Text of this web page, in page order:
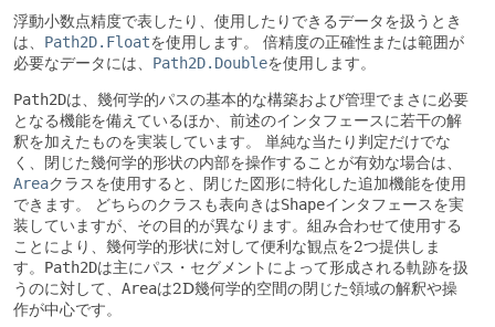
浮動小数点精度で表したり、使用したりできるデータを扱うとき
は、 Path2D.Floatを使用します。
倍精度の正確性または範囲が
必要なデータには、 Path2D.Doubleを使用します。
Path2Dは、幾何学的パスの基本的な構築および管理でまさに必要
となる機能を備えているほか、前述のインタフェースに若干の解
釈を加えたものを実装しています。
単純な当たり判定だけでな
く、閉じた幾何学的形状の内部を操作することが有効な場合は、
Areaクラスを使用すると、閉じた図形に特化した追加機能を使用
できます。
どちらのクラスも表向きはShapeインタフェースを実
装していますが、その目的が異なります。組み合わせて使用する
ことにより、幾何学的形状に対して便利な観点を2つ提供しま
す。 Path2Dは主にパス・セグメントによって形成される軌跡を扱
うのに対して、 Areaは2D幾何学的空間の閉じた領域の解釈や操
作が中心です。